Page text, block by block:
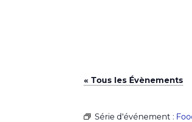
« Tous les Évènements
Série d'événement :